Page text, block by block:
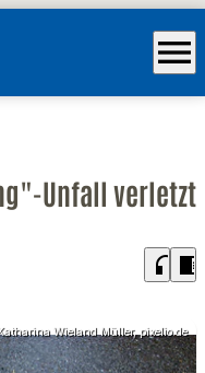
menu
Unfall verletzt
headphones chrome_reader_mode
Wieland Müller, pixelio.de